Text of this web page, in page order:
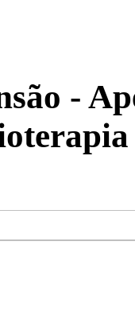
-